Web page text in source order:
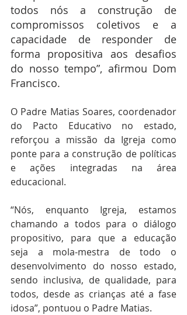
todos nós a construção de
compromissos coletivos e a
capacidade de responder de
forma propositiva aos desafios
do nosso tempo”, afirmou Dom
Francisco.
O Padre Matias Soares, coordenador
do Pacto Educativo no estado,
reforçou a missão da Igreja como
ponte para a construção de políticas
e ações integradas na área
educacional.
“Nós, enquanto Igreja, estamos
chamando a todos para o diálogo
propositivo, para que a educação
seja a mola-mestra de todo o
desenvolvimento do nosso estado,
sendo inclusiva, de qualidade, para
todos, desde as crianças até a fase
idosa”, pontuou o Padre Matias.